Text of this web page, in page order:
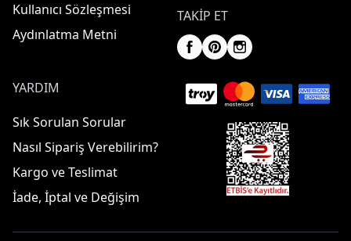
Kullanıcı Sözleşmesi
Aydınlatma Metni
TAKIP ET
YARDIM
Sık Sorulan Sorular
Nasıl Sipariş Verebilirim?
Kargo ve Teslimat
İade, İptal ve Değişim